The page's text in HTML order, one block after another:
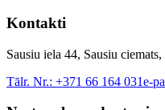
Kontakti
Sausiu iela 44, Sausiu
Tālr. Nr.: +371 66 164 031e-